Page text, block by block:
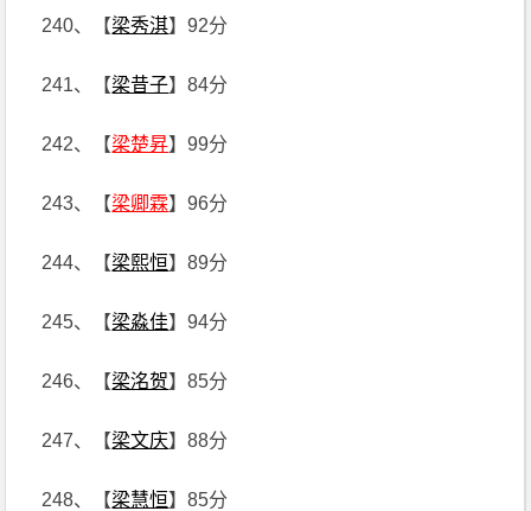
240、【梁秀淇】92分
241、【梁昔子】84分
242、【梁楚昇】99分
243、【梁卿霖】96分
244、【梁熙恒】89分
245、【梁淼佳】94分
246、【梁洺贺】85分
247、【梁文庆】88分
248、【梁慧恒】85分